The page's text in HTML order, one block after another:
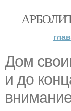
Дом
и до